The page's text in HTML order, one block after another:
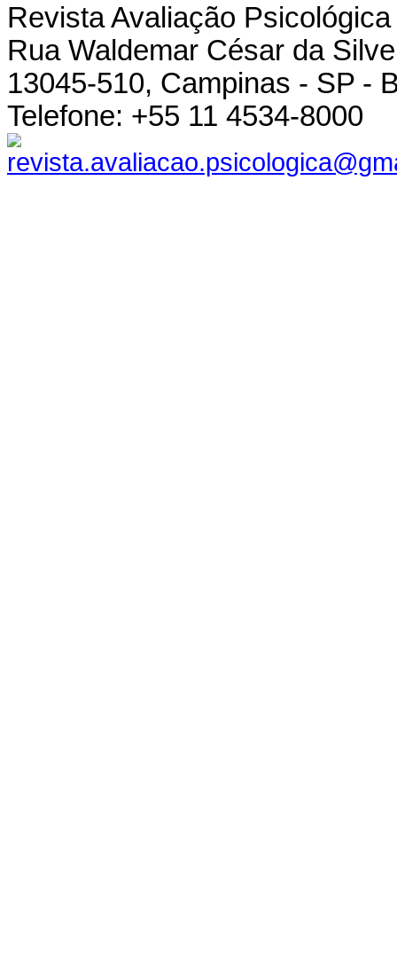
Revista Avaliação Psicológica
Rua Waldemar César da
13045-510, Campinas - SP -
Telefone: +55 11 4534-8000